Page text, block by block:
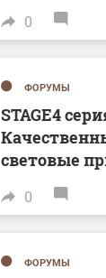
0
ФОРУМЫ
STAGE4
световые
0
ФОРУМЫ